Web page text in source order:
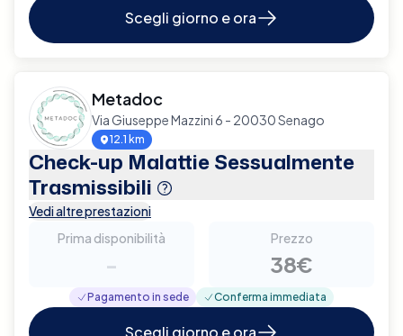
Scegli giorno e ora
Metadoc
Via Giuseppe Mazzini 6 - 20030 Senago
12.1 km
Check-up Malattie Sessualmente
Trasmissibili
Vedi altre prestazioni
Prima disponibilità
-
Prezzo
38€
Pagamento in sede Conferma immediata
Scegli giorno e ora